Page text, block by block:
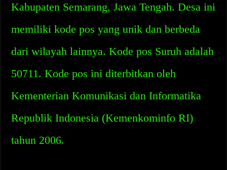
Kabupaten Semarang, Jawa Tengah. Desa ini
memiliki kode pos yang unik dan berbeda
dari wilayah lainnya. Kode pos Suruh adalah
50711. Kode pos ini diterbitkan oleh
Kementerian Komunikasi dan Informatika
Republik Indonesia (Kemenkominfo RI)
tahun 2006.